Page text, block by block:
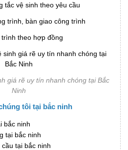
tắc vệ sinh theo yêu cầu
trình, bàn giao công trình
theo hợp đồng
giá rẽ uy tín nhanh chóng tại Bắc
Ninh
tôi tại bắc ninh
bắc ninh
tại bắc ninh
tại bắc ninh